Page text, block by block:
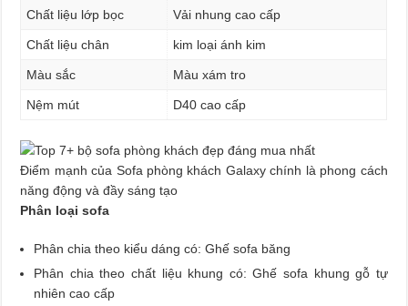
Chất liệu lớp bọc Vải nhung cao cấp
Chất liệu chân kim loại ánh kim
Màu sắc Màu xám tro
Nệm mút D40 cao cấp
Điểm mạnh của Sofa phòng khách Galaxy chính là phong cách
năng động và đầy sáng tạo
Phân loại sofa
Phân chia theo kiểu dáng có: Ghế sofa băng
Phân chia theo chất liệu khung có: Ghế sofa khung gỗ tự
nhiên cao cấp